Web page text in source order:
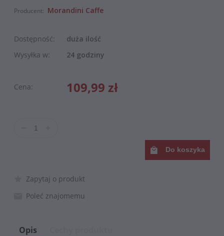
Producent: Morandini Caffe
Dostępność:
duża ilość
Wysyłka w:
24 godziny
Cena: 109,99 zł
Do koszyka
Zapytaj o produkt
Poleć znajomemu
Opis